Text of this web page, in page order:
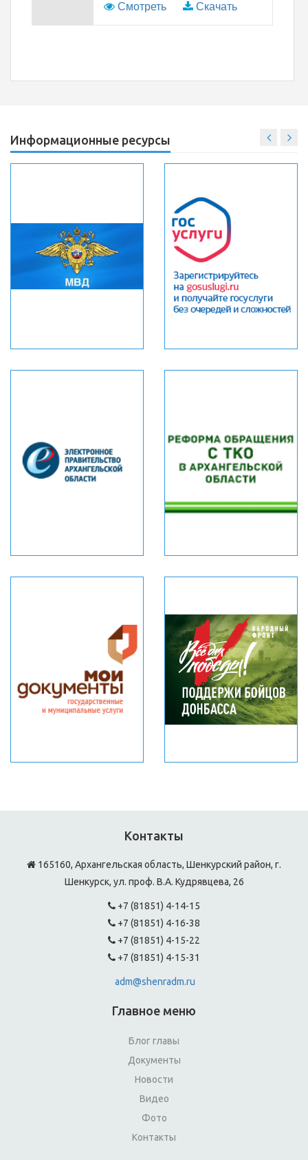
Смотреть
Скачать
Информационные ресурсы
Контакты
165160, Архангельская область, Шенкурский район, г.
Шенкурск, ул. проф. В.А. Кудрявцева, 26
+7 (81851) 4-14-15
+7 (81851) 4-16-38
+7 (81851) 4-15-22
+7 (81851) 4-15-31
adm@shenradm.ru
Главное меню
Блог главы
Документы
Новости
Видео
Фото
Контакты